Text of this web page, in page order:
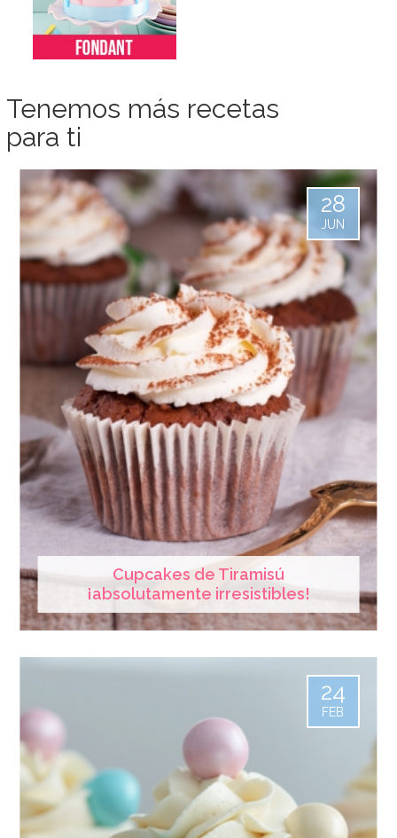
Tenemos más recetas
para ti
Cupcakes de Tiramisú
¡absolutamente irresistibles!
28
JUN
24
FEB